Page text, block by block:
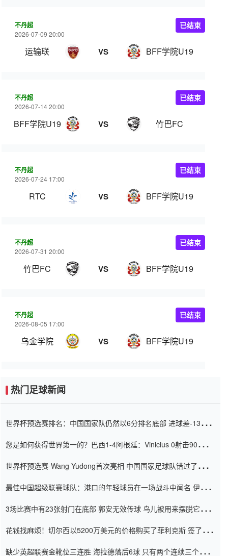
不丹超
2026-07-09 20:00
运输联 VS BFF学院U19
已结束
不丹超
2026-07-14 20:00
BFF学院U19 VS 竹巴FC
已结束
不丹超
2026-07-24 17:00
RTC VS BFF学院U19
已结束
不丹超
2026-07-31 20:00
竹巴FC VS BFF学院U19
已结束
不丹超
2026-08-05 17:00
乌金学院 VS BFF学院U19
已结束
热门足球新闻
世界杯预选赛排名：中国国家队仍然以6分排名底部 进球差-13令人
您是如何获得世界第一的？巴西1-4阿根廷：Vinicius 0射击90分钟
世界杯预选赛-Wang Yudong首次亮相 中国国家足球队错过了世界
最佳中国超级联赛球队：港口的年轻球员在一场战斗中闻名 伊万放
3场比赛中有23张射门在底部 郭安无效传球 鸟儿被用来摆脱它
花钱找麻烦！切尔西以5200万美元的价格购买了菲利克斯 签了7年
缺少英超联赛金靴位三连胜 海拉德落后6球 只有两个连续三个连续